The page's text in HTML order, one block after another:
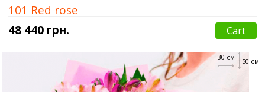
101 Red rose
48 440 грн.
Cart
50 см
30 см